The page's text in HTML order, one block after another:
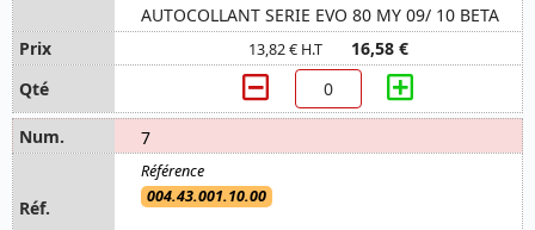
AUTOCOLLANT SERIE EVO 80 MY 09/ 10 BETA
13,82 € H.T 16,58 €
7
004.43.001.10.00